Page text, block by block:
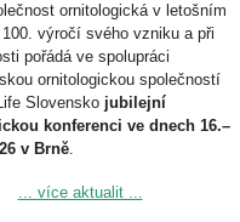
ornitologická v letošním
výročí svého vzniku a při
pořádá ve spolupráci
ornitologickou společností
Slovensko jubilejní
konferenci ve dnech 16.–
v Brně.
informace ke konferenci
... více aktualit ...